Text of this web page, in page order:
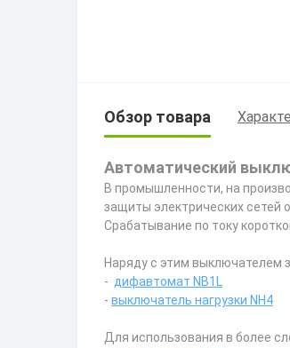
Обзор товара
Автоматический
В промышленности, на
защиты электрических сетей
Срабатывание по току
Наряду с этим выключателем
- дифавтомат NB1L
- выключатель нагрузки NH4
Для использования в более